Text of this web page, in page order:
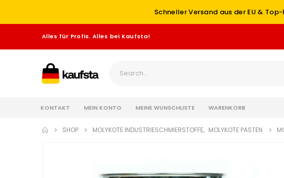
Schneller Versand aus der EU &
Alles für Profis. Alles bei Kaufsta!
KONTAKT MEIN KONTO MEINE WUNSCHLISTE WARENKORB
SHOP MOLYKOTE INDUSTRIESCHMIERSTOFFE, MOLYKOTE PASTEN